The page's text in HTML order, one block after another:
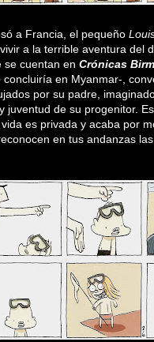
a Francia, el pequeño
a la terrible aventura del
se cuentan en Crónicas
concluiría en Myanmar-,
por su padre,
juventud de su progenitor.
es privada y acaba por
en tus andanzas